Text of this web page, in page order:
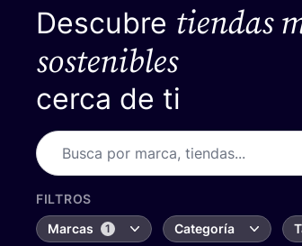
German
Descubre tiendas
sostenibles
cerca de ti
FILTROS
Marcas
1 Categoría